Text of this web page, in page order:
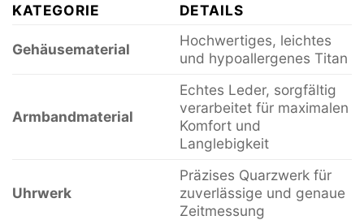
KATEGORIE DETAILS
Gehäusematerial
Hochwertiges, leichtes
und hypoallergenes Titan
Armbandmaterial
Echtes Leder, sorgfältig
verarbeitet für maximalen
Komfort und
Langlebigkeit
Uhrwerk
Präzises Quarzwerk für
zuverlässige und genaue
Zeitmessung